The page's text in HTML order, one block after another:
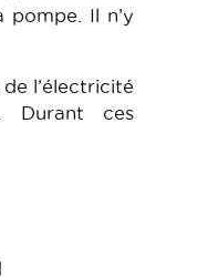
Il n’y
l’électricité
Durant ces